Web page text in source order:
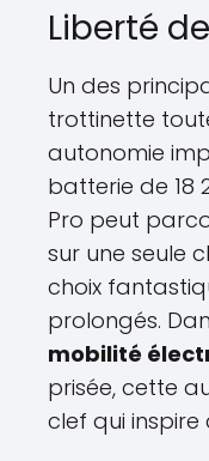
Liberté
Un des
trottinette
autonomie
batterie de 18
Pro peut
sur une seule
choix
prolongés.
mobilité
prisée, cette
clef qui inspire